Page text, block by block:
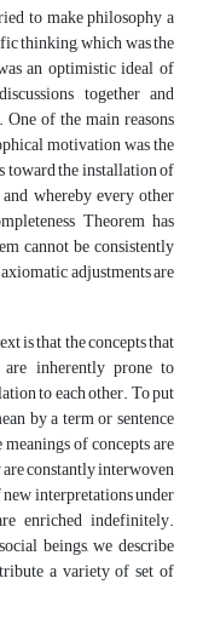
to make philosophy a
thinking, which was the
an optimistic ideal of
together and
of the main reasons
motivation was the
toward the installation of
whereby every other
Theorem has
cannot be consistently
adjustments are
is that the concepts that
inherently prone to
to each other. To put
by a term or sentence
of concepts are
constantly interwoven
new interpretations under
enriched indefinitely.
beings, we describe
a variety of set of